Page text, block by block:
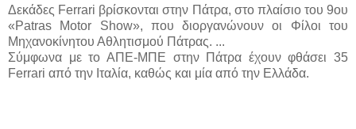
Δεκάδες Ferrari βρίσκονται στην Πάτρα, στο πλαίσιο του 9ου
«Patras Motor Show», που διοργανώνουν οι Φίλοι του
Μηχανοκίνητου Αθλητισμού Πάτρας. ...
Σύμφωνα με το ΑΠΕ-ΜΠΕ στην Πάτρα έχουν φθάσει 35
Ferrari από την Ιταλία, καθώς και μία από την Ελλάδα.